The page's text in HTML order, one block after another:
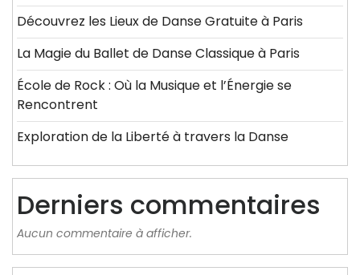
Découvrez les Lieux de Danse Gratuite à Paris
La Magie du Ballet de Danse Classique à Paris
École de Rock : Où la Musique et l’Énergie se
Rencontrent
Exploration de la Liberté à travers la Danse
Derniers commentaires
Aucun commentaire à afficher.